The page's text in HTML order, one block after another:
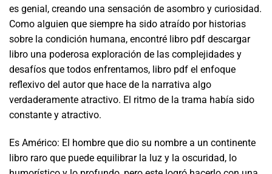
es genial, creando una sensación de asombro y curiosidad.
Como alguien que siempre ha sido atraído por historias
sobre la condición humana, encontré libro pdf descargar
libro una poderosa exploración de las complejidades y
desafíos que todos enfrentamos, libro pdf el enfoque
reflexivo del autor que hace de la narrativa algo
verdaderamente atractivo. El ritmo de la trama había sido
constante y atractivo.
Es Américo: El hombre que dio su nombre a un continente
libro raro que puede equilibrar la luz y la oscuridad, lo